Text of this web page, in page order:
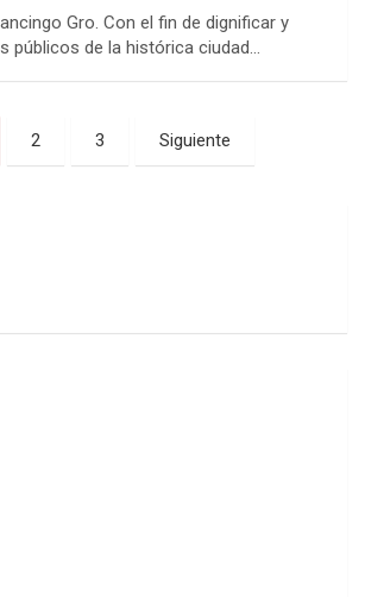
Gro. Con el fin de dignificar y
públicos de la histórica ciudad…
2 3 Siguiente